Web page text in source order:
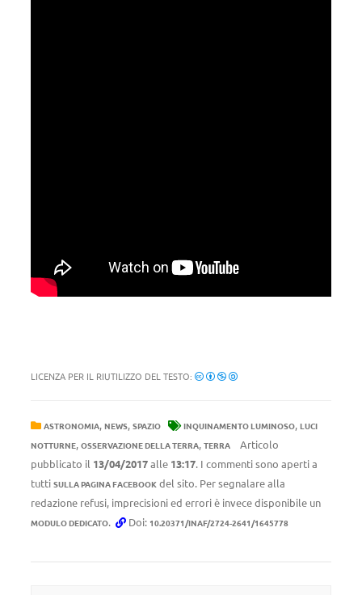
LICENZA PER IL RIUTILIZZO DEL TESTO:
ASTRONOMIA, NEWS, SPAZIO INQUINAMENTO LUMINOSO, LUCI
NOTTURNE, OSSERVAZIONE DELLA TERRA, TERRA
Articolo
pubblicato il 13/04/2017alle 13:17. I commenti sono aperti a
tutti SULLA PAGINA FACEBOOK del sito. Per segnalare alla
redazione refusi, imprecisioni ed errori è invece disponibile un
MODULO DEDICATO. Doi: 10.20371/INAF/2724-2641/1645778